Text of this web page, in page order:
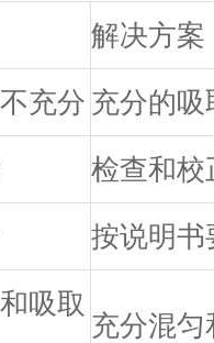
解决方案
充分 充分的
检查和校
按说明书
吸取
充分混